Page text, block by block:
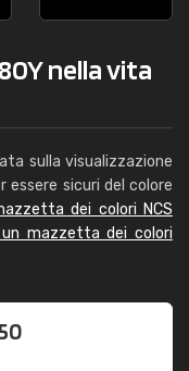
nella vita
sulla visualizzazione
essere sicuri del colore
dei colori NCS
mazzetta dei colori